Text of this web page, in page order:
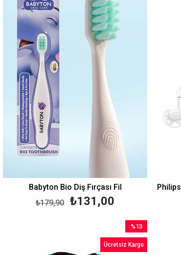
Babyton Bio Diş Fırçası Fil
₺131,00
₺179,90
%13
İndirim
%13İndirim
Ücretsiz Kargo